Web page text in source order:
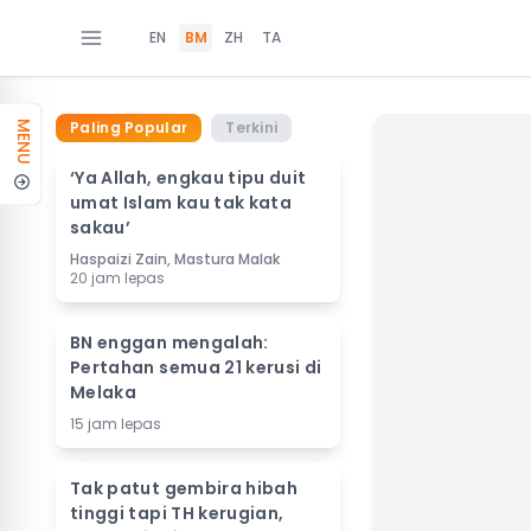
EN BM ZH TA
MENU Paling Popular Terkini
‘Ya Allah, engkau tipu duit
umat Islam kau tak kata
sakau’
Haspaizi Zain, Mastura Malak
20 jam lepas
BN enggan mengalah:
Pertahan semua 21 kerusi di
Melaka
15 jam lepas
Tak patut gembira hibah
tinggi tapi TH kerugian,